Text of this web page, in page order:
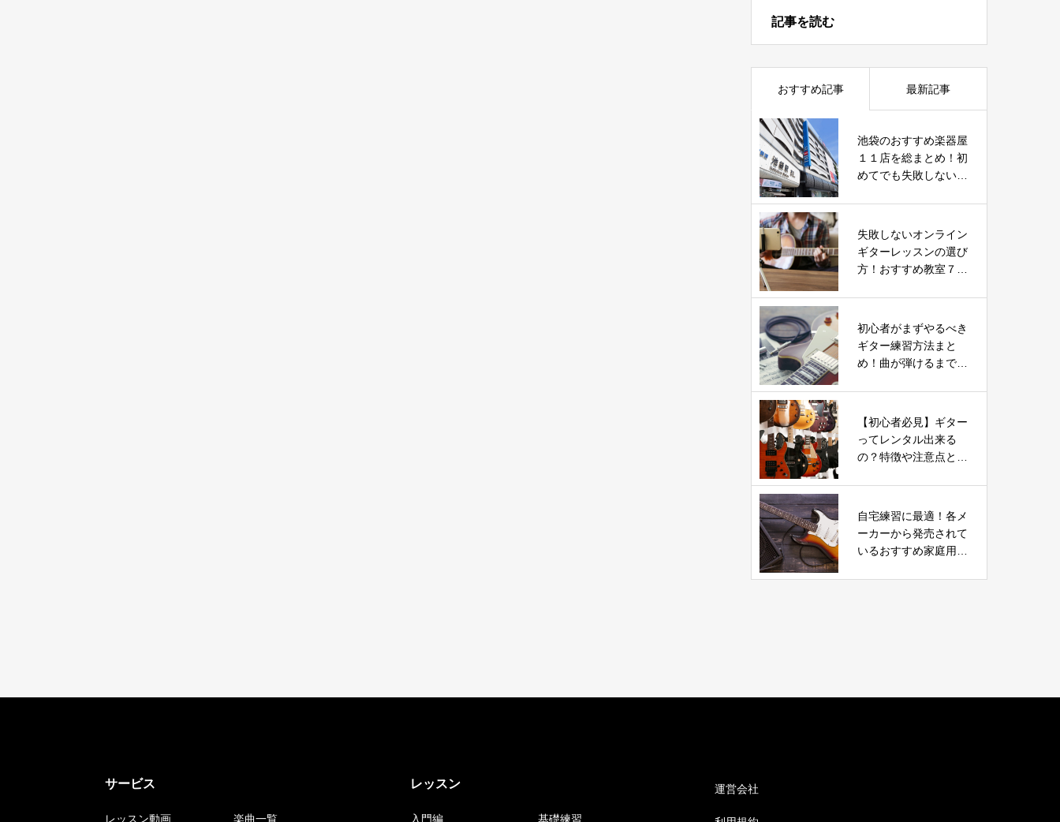
記事を読む
おすすめ記事 最新記事
池袋のおすすめ楽器屋
１１店を総まとめ！初
めてでも失敗しないガ
失敗しないオンライン
ギターレッスンの選び
方！おすすめ教室７つ
初心者がまずやるべき
ギター練習方法まと
め！曲が弾けるまで最
【初心者必見】ギター
ってレンタル出来る
の？特徴や注意点とお
自宅練習に最適！各メ
ーカーから発売されて
いるおすすめ家庭用ギ
サービス
レッスン動画 楽曲一覧
レッスン
入門編 基礎練習
運営会社